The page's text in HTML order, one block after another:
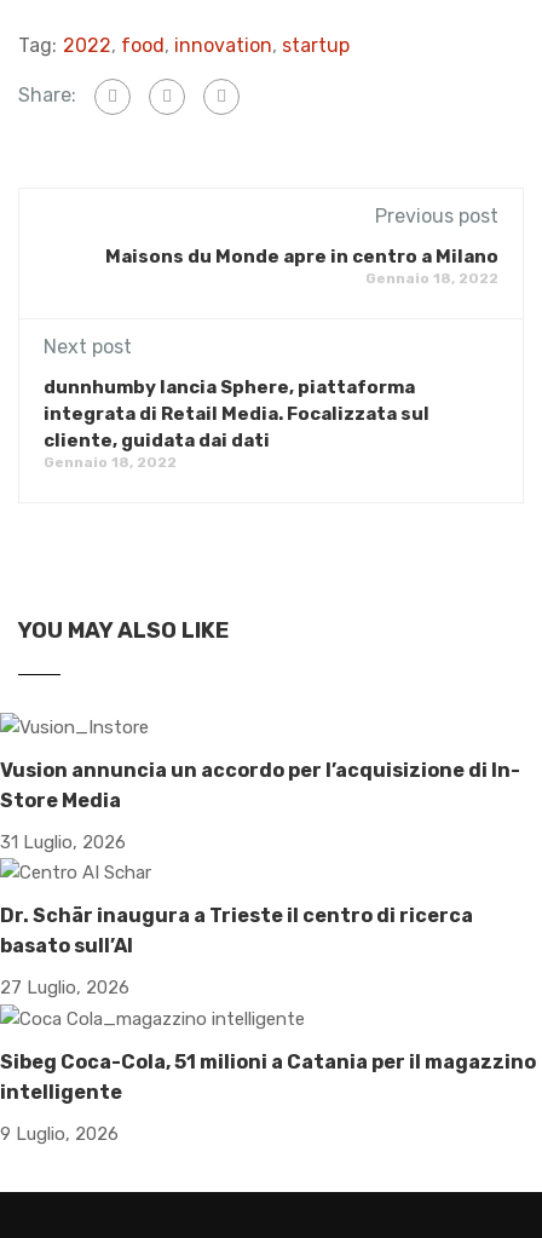
Tag: 2022, food, innovation, startup
Share:
Previous post
Maisons du Monde apre in centro a Milano
Gennaio 18, 2022
Next post
dunnhumby lancia Sphere, piattaforma
integrata di Retail Media. Focalizzata sul
cliente, guidata dai dati
Gennaio 18, 2022
YOU MAY ALSO LIKE
Vusion annuncia un accordo per l’acquisizione di In-
Store Media
31 Luglio, 2026
Dr. Schär inaugura a Trieste il centro di ricerca
basato sull’AI
27 Luglio, 2026
Sibeg Coca-Cola, 51 milioni a Catania per il magazzino
intelligente
9 Luglio, 2026